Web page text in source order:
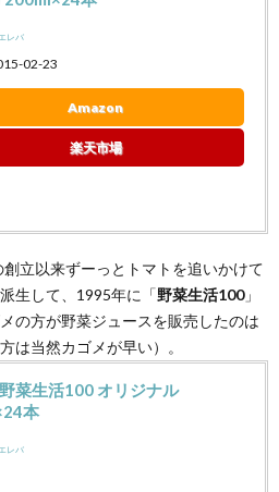
レバ
02-23
Amazon
楽天市場
立以来ずーっとトマトを追いかけて
生して、1995年に「野菜生活100」
の方が野菜ジュースを販売したのは
は当然カゴメが早い）。
菜生活100 オリジナル
本
レバ